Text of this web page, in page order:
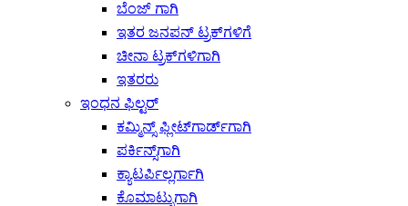
ಬೆಂಜ್ ಗಾಗಿ
ಇತರ ಜನಪನ್ ಟ್ರಕ್‌ಗಳಿಗೆ
ಚೀನಾ ಟ್ರಕ್‌ಗಳಿಗಾಗಿ
ಇತರರು
ಇಂಧನ ಫಿಲ್ಟರ್
ಕಮ್ಮಿನ್ಸ್ ಫ್ಲೀಟ್‌ಗಾರ್ಡ್‌ಗಾಗಿ
ಪರ್ಕಿನ್ಸ್‌ಗಾಗಿ
ಕ್ಯಾಟರ್ಪಿಲ್ಲರ್ಗಾಗಿ
ಕೊಮಾಟ್ಸುಗಾಗಿ